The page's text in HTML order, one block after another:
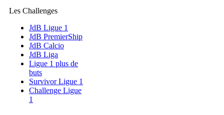
Les Challenges
JdB Ligue 1
JdB PremierShip
JdB Calcio
JdB Liga
Ligue 1 plus de
buts
Survivor Ligue 1
Challenge Ligue
1